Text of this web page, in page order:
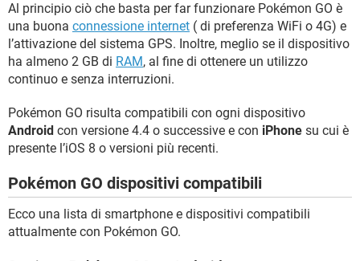
Al principio ciò che basta per far funzionare Pokémon GO è
una buona connessione internet ( di preferenza WiFi o 4G) e
l’attivazione del sistema GPS. Inoltre, meglio se il dispositivo
ha almeno 2 GB di RAM, al fine di ottenere un utilizzo
continuo e senza interruzioni.
Pokémon GO risulta compatibili con ogni dispositivo
Android con versione 4.4 o successive e con iPhone su cui è
presente l’iOS 8 o versioni più recenti.
Pokémon GO dispositivi compatibili
Ecco una lista di smartphone e dispositivi compatibili
attualmente con Pokémon GO.